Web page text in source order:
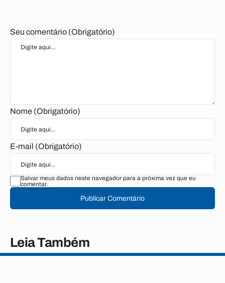
Seu comentário (Obrigatório)
Nome (Obrigatório)
E-mail (Obrigatório)
Salvar meus dados neste navegador para a próxima vez que eu
comentar.
Publicar Comentário
Leia Também